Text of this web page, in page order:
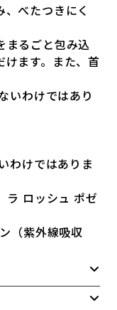
、べたつきにく
まるごと包み込
けます。また、首
いわけではあり
わけではありま
ラ ロッシュ ポゼ
（紫外線吸収